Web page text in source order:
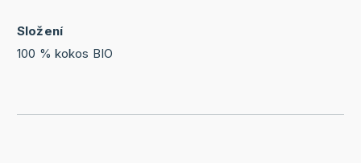
Složení
100 % kokos BIO